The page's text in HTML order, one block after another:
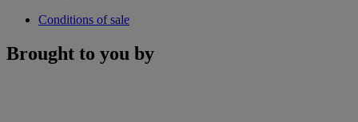
Conditions of sale
Brought to you by